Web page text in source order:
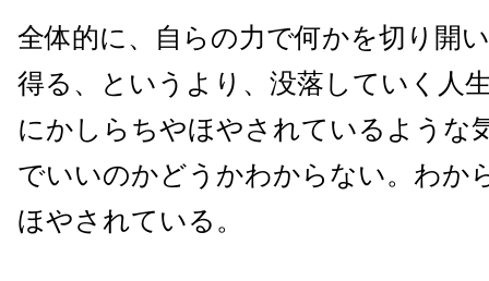
全体的に、自らの力で何かを切り開
得る、というより、没落していく人
にかしらちやほやされているような
でいいのかどうかわからない。わか
ほやされている。